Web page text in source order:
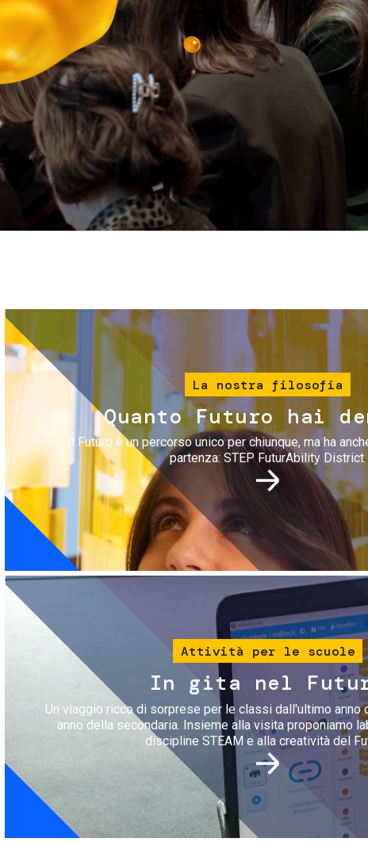
Immagine
La nostra filosofia
Quanto Futuro hai
Il Futuro è un percorso unico per chiunque, ma ha
partenza: STEP FuturAbility District.
Immagine
Attività per le scuole
In gita nel
Un viaggio ricco di sorprese per le classi dall'ultimo anno
anno della secondaria. Insieme alla visita proponiamo
discipline STEAM e alla creatività del